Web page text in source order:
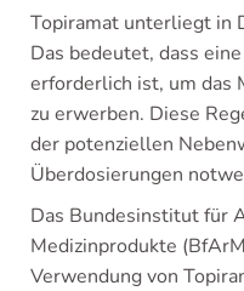
Topiramat unterliegt in
Das bedeutet, dass
erforderlich ist, um das
zu erwerben. Diese
der potenziellen
Überdosierungen
Das Bundesinstitut für
Medizinprodukte
Verwendung von